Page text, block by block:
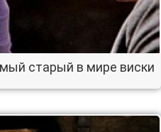
старый в мире виски